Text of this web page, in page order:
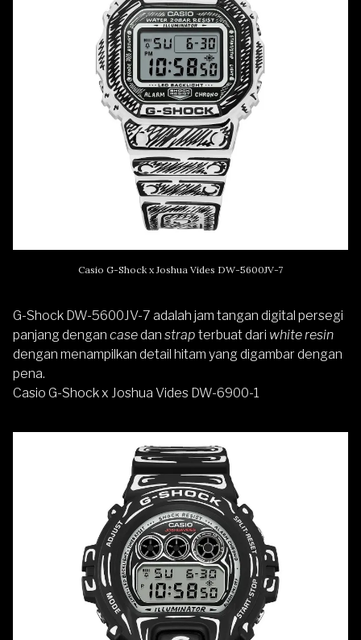
Casio G-Shock x Joshua Vides DW-5600JV-7
G-Shock DW-5600JV-7 adalah jam tangan digital persegi
panjang dengan casedan strap terbuat dari white resin
dengan menampilkan detail hitam yang digambar dengan
pena.
Casio G-Shock x Joshua Vides DW-6900-1